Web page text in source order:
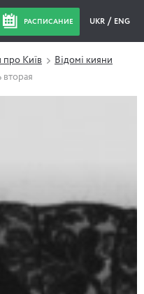
РАСПИСАНИЕ UKR ENG
про Київ
Відомі кияни
вторая